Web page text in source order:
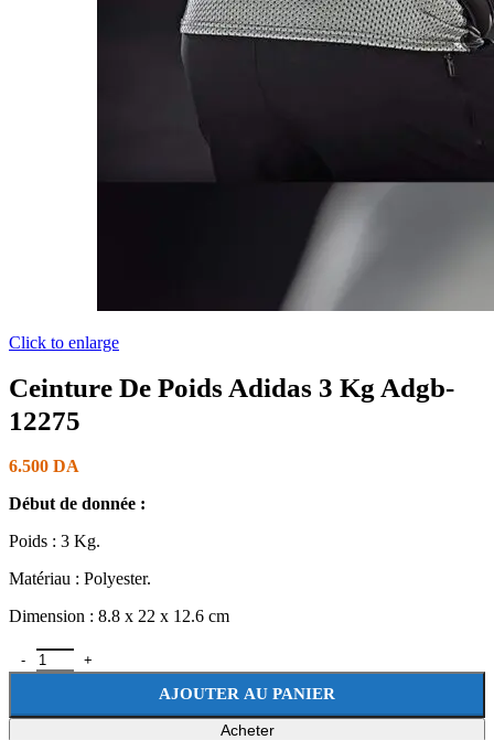
Click to enlarge
Ceinture De Poids Adidas 3 Kg Adgb-
12275
6.500 DA
Début de donnée :
Poids : 3 Kg.
Matériau : Polyester.
Dimension : 8.8 x 22 x 12.6 cm
AJOUTER AU PANIER
Acheter